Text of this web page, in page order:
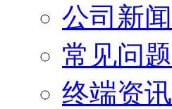
公司新闻
常见问题
终端资讯